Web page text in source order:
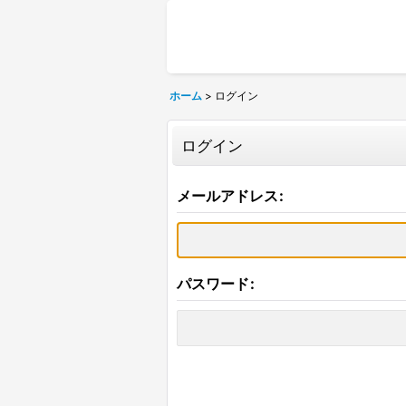
ホーム > ログイン
ログイン
メールアドレス:
パスワード: